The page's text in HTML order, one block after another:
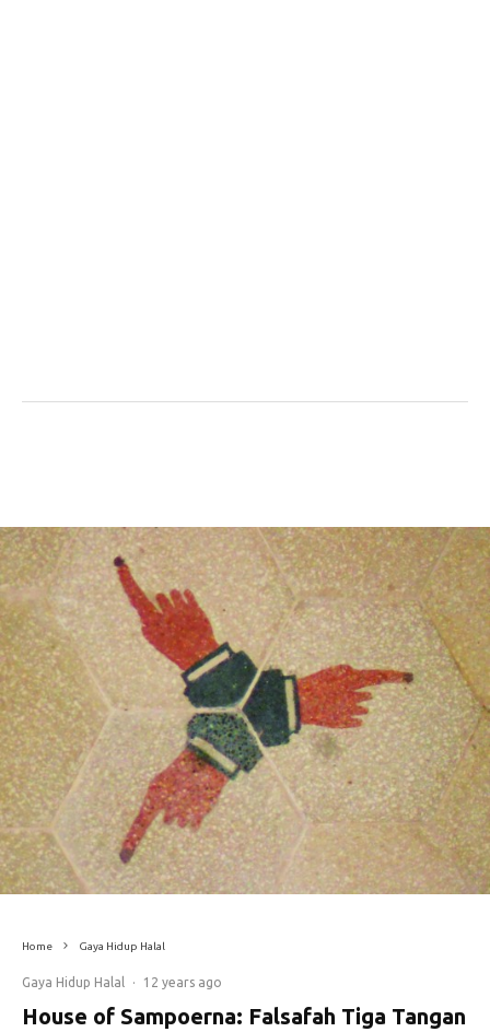
Home Gaya Hidup Halal
Gaya Hidup Halal · 12 years ago
House of Sampoerna: Falsafah Tiga Tangan